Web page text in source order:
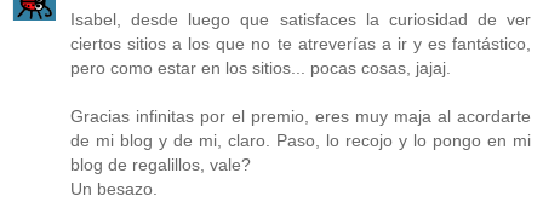
Isabel, desde luego que satisfaces la curiosidad de ver
ciertos sitios a los que no te atreverías a ir y es fantástico,
pero como estar en los sitios... pocas cosas, jajaj.
Gracias infinitas por el premio, eres muy maja al acordarte
de mi blog y de mi, claro. Paso, lo recojo y lo pongo en mi
blog de regalillos, vale?
Un besazo.